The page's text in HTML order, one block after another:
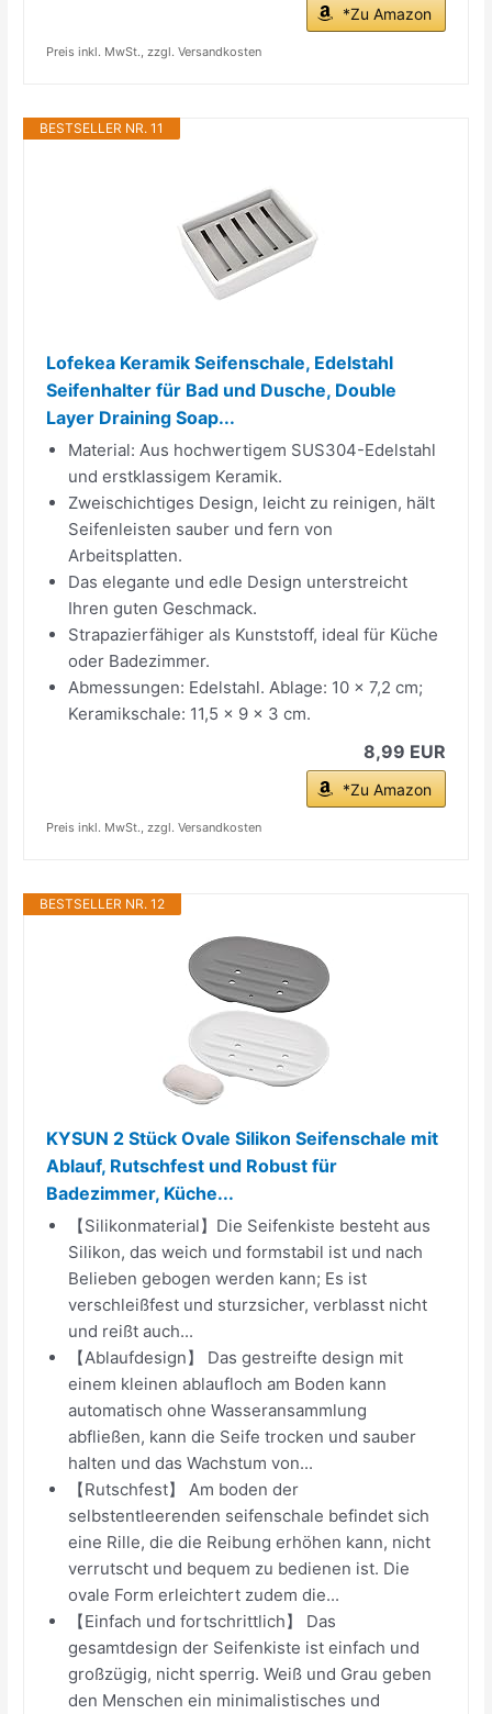
*Zu Amazon
Preis inkl. MwSt., zzgl. Versandkosten
BESTSELLER NR. 11
Lofekea Keramik Seifenschale, Edelstahl
Seifenhalter für Bad und Dusche, Double
Layer Draining Soap...
Material: Aus hochwertigem SUS304-Edelstahl
und erstklassigem Keramik.
Zweischichtiges Design, leicht zu reinigen, hält
Seifenleisten sauber und fern von
Arbeitsplatten.
Das elegante und edle Design unterstreicht
Ihren guten Geschmack.
Strapazierfähiger als Kunststoff, ideal für Küche
oder Badezimmer.
Abmessungen: Edelstahl. Ablage: 10 x 7,2 cm;
Keramikschale: 11,5 x 9 x 3 cm.
8,99 EUR
*Zu Amazon
Preis inkl. MwSt., zzgl. Versandkosten
BESTSELLER NR. 12
KYSUN 2 Stück Ovale Silikon Seifenschale mit
Ablauf, Rutschfest und Robust für
Badezimmer, Küche...
【Silikonmaterial】Die Seifenkiste besteht aus
Silikon, das weich und formstabil ist und nach
Belieben gebogen werden kann; Es ist
verschleißfest und sturzsicher, verblasst nicht
und reißt auch...
【Ablaufdesign】 Das gestreifte design mit
einem kleinen ablaufloch am Boden kann
automatisch ohne Wasseransammlung
abfließen, kann die Seife trocken und sauber
halten und das Wachstum von...
【Rutschfest】 Am boden der
selbstentleerenden seifenschale befindet sich
eine Rille, die die Reibung erhöhen kann, nicht
verrutscht und bequem zu bedienen ist. Die
ovale Form erleichtert zudem die...
【Einfach und fortschrittlich】 Das
gesamtdesign der Seifenkiste ist einfach und
großzügig, nicht sperrig. Weiß und Grau geben
den Menschen ein minimalistisches und